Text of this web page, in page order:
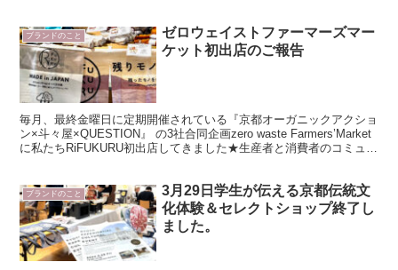
ブランドのこと
ゼロウェイストファーマーズマー
ケット初出店のご報告
毎月、最終金曜日に定期開催されている『京都オーガニックアクショ
ン×斗々屋×QUESTION』 の3社合同企画zero waste Farmers’Market
に私たちRiFUKURU初出店してきました★生産者と消費者のコミュニ
ブランドのこと
3月29日学生が伝える京都伝統文
化体験＆セレクトショップ終了し
ました。